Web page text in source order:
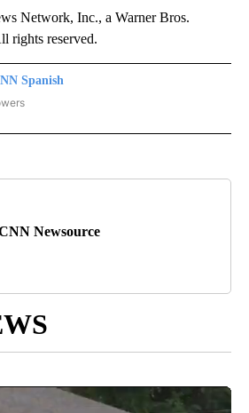
Network, Inc., a Warner Bros.
rights reserved.
Spanish
SPANISH" TO RECEIVE NOTIFICATIONS ABOUT
Newsource